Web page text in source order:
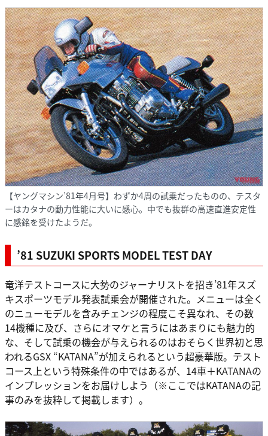
【ヤングマシン’81年4月号】わずか4周の試乗だったものの、テスタ
ーはカタナの動力性能に大いに感心。中でも抜群の高速直進安定性
に感銘を受けたようだ。
’81 SUZUKI SPORTS MODEL TEST DAY
竜洋テストコースに大勢のジャーナリストを招き’81年スズ
キスポーツモデル発表試乗会が開催された。メニューは全く
のニューモデルを含みチェンジの程度こそ異なれ、その数
14機種に及び、さらにオマケと言うにはあまりにも魅力的
な、そして試乗の機会が与えられるのはおそらく世界初と思
われるGSX “KATANA”が加えられるという超豪華版。テスト
コース上という特殊条件の中ではあるが、14車＋KATANAの
インプレッションをお届けしよう（※ここではKATANAの記
事のみを抜粋して掲載します）。